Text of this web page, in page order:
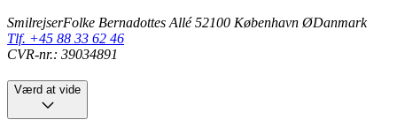
SmilrejserFolke Bernadottes Allé 52100 København ØDanmark
Tlf. +45 88 33 62 46
CVR-nr.: 39034891
Værd at vide